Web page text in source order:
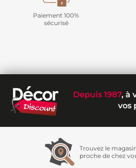
Paiement 100%
sécurisé
Depuis 1987, à
vos
Trouvez le
proche de chez